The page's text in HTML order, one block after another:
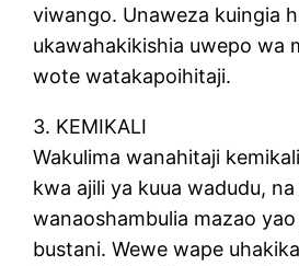
viwango. Unaweza kuingia
ukawahakikishia uwepo wa
wote watakapoihitaji.
3. KEMIKALI
Wakulima wanahitaji
kwa ajili ya kuua wadudu,
wanaoshambulia mazao
bustani. Wewe wape